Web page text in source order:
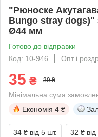
"Рюноске
Bungo stray dogs)"
Ø44 мм
Готово до відправки
Код: 10-946
Опт і
35 ₴ 39 ₴
Мінімальна сума
Економія 4 ₴
34 ₴ від 5 шт. 32 ₴